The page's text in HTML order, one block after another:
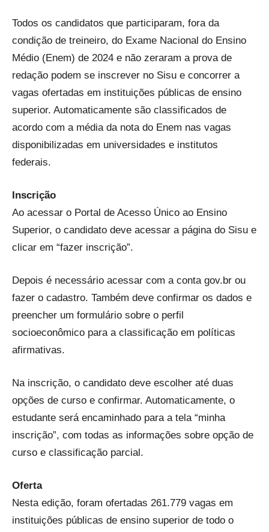
Todos os candidatos que participaram, fora da
condição de treineiro, do Exame Nacional do Ensino
Médio (Enem) de 2024 e não zeraram a prova de
redação podem se inscrever no Sisu e concorrer a
vagas ofertadas em instituições públicas de ensino
superior. Automaticamente são classificados de
acordo com a média da nota do Enem nas vagas
disponibilizadas em universidades e institutos
federais.
Inscrição
Ao acessar o Portal de Acesso Único ao Ensino
Superior, o candidato deve acessar a página do Sisu e
clicar em “fazer inscrição”.
Depois é necessário acessar com a conta gov.br ou
fazer o cadastro. Também deve confirmar os dados e
preencher um formulário sobre o perfil
socioeconômico para a classificação em políticas
afirmativas.
Na inscrição, o candidato deve escolher até duas
opções de curso e confirmar. Automaticamente, o
estudante será encaminhado para a tela “minha
inscrição”, com todas as informações sobre opção de
curso e classificação parcial.
Oferta
Nesta edição, foram ofertadas 261.779 vagas em
instituições públicas de ensino superior de todo o